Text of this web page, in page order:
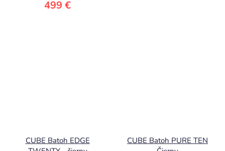
499 €
CUBE Batoh EDGE
CUBE Batoh PURE TEN